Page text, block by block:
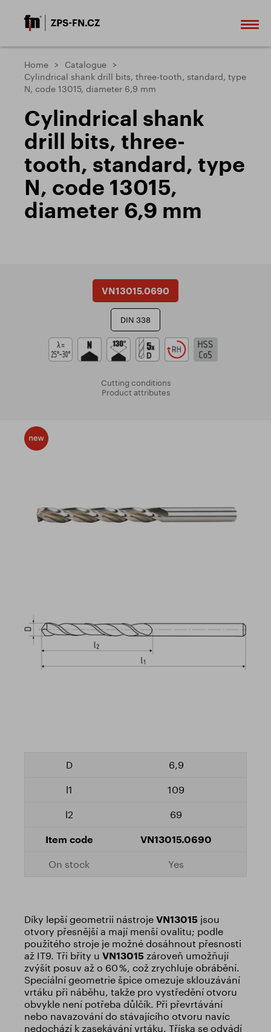
Home
Catalogue
Cylindrical shank drill bits, three-tooth, standard, type
N, code 13015, diameter 6,9 mm
Cylindrical shank
drill bits, three-
tooth, standard, type
N, code 13015,
diameter 6,9 mm
VN13015.0690
DIN 338
Cutting conditions
Product attributes
6,9
109
69
VN13015.0690
Yes
Díky lepší geometrii nástroje VN13015 jsou
otvory přesnější a mají menší ovalitu; podle
použitého stroje je možné dosáhnout přesnosti
až IT9. Tři břity u VN13015 zároveň umožňují
zvýšit posuv až o 60 %, což zrychluje obrábění.
Speciální geometrie špice omezuje sklouzávání
vrtáku při náběhu, takže pro vystředění otvoru
obvykle není potřeba důlčík. Při převrtávání
nebo navazování do stávajícího otvoru navíc
nedochází k zasekávání vrtáku. Tříska se odvádí